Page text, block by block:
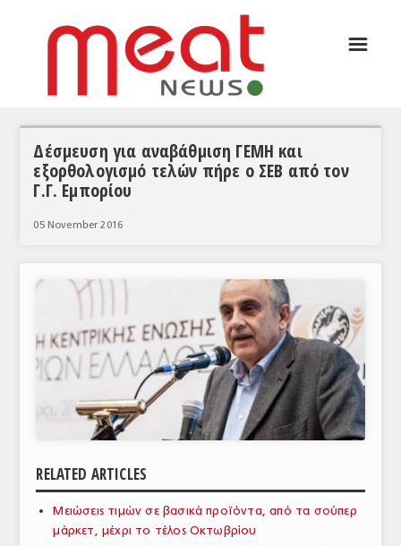
ΣΥΝΕΝΤΕΥΞΕΙΣ
ΚΟΣΜΟΣ
ΕΥΡΩΠΑΪΚΕΣ ΑΠΟΦΑΣΕΙΣ
ΣΦΑΓΕΙΑ
☰
Δέσμευση για αναβάθμιση ΓΕΜΗ και
εξορθολογισμό τελών πήρε ο ΣΕΒ από τον
Γ.Γ. Εμπορίου
05 November 2016
RELATED ARTICLES
Μειώσεις τιμών σε βασικά προϊόντα, από τα σούπερ
μάρκετ, μέχρι το τέλος Οκτωβρίου